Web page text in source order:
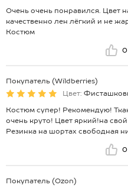
Очень очень понравился.
качественно лен лёгкий и не
Костюм
0
Покупатель (Wildberries)
Цвет:
Костюм супер! Рекомендую!
очень круто! Цвет яркий!на
Резинка на шортах свободная
0
Покупатель (Ozon)